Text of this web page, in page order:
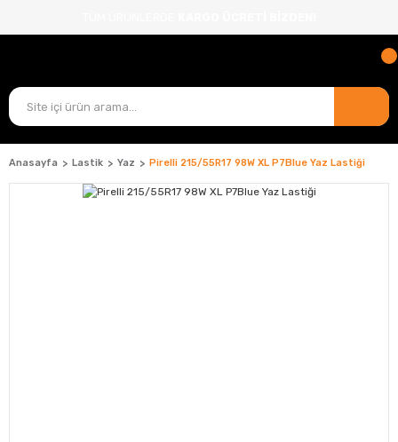
Anasayfa Lastik Yaz Pirelli 215/55R17 98W XL P7Blue Yaz Lastiği